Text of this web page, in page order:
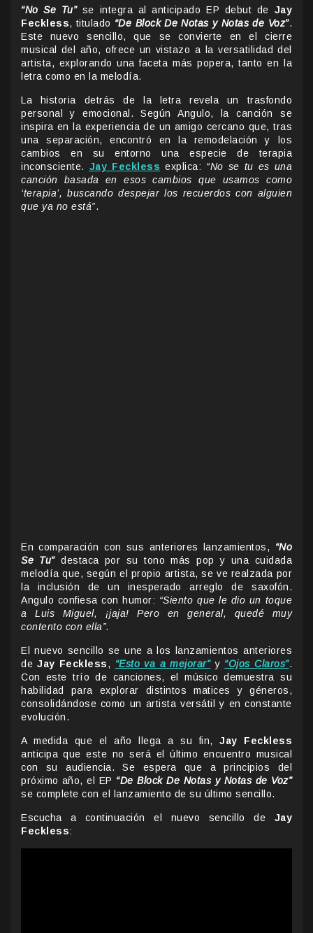
“No Se Tu”se integra al anticipado EP debut de Jay
Feckless, titulado “De Block De Notas y Notas de Voz”.
Este nuevo sencillo, que se convierte en el cierre
musical del año, ofrece un vistazo a la versatilidad del
artista, explorando una faceta más popera, tanto en la
letra como en la melodía.
La historia detrás de la letra revela un trasfondo
personal y emocional. Según Angulo, la canción se
inspira en la experiencia de un amigo cercano que, tras
una separación, encontró en la remodelación y los
cambios en su entorno una especie de terapia
inconsciente. Jay Feckless explica: “No se tu es una
canción basada en esos cambios que usamos como
‘terapia’, buscando despejar los recuerdos con alguien
que ya no está”.
En comparación con sus anteriores lanzamientos, “No
Se Tu”destaca por su tono más pop y una cuidada
melodía que, según el propio artista, se ve realzada por
la inclusión de un inesperado arreglo de saxofón.
Angulo confiesa con humor: “Siento que le dio un toque
a Luis Miguel, ¡jaja! Pero en general, quedé muy
contento con ella”.
El nuevo sencillo se une a los lanzamientos anteriores
deJay Feckless, “Esto va a mejorar”y “Ojos Claros”.
Con este trío de canciones, el músico demuestra su
habilidad para explorar distintos matices y géneros,
consolidándose como un artista versátil y en constante
evolución.
A medida que el año llega a su fin, Jay Feckless
anticipa que este no será el último encuentro musical
con su audiencia. Se espera que a principios del
próximo año, el EP “De Block De Notas y Notas de Voz”
se complete con el lanzamiento de su último sencillo.
Escucha a continuación el nuevo sencillo de Jay
Feckless: